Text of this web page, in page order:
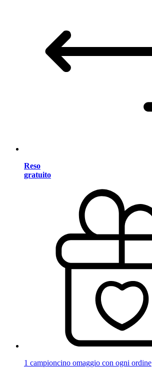
Reso
gratuito
1 campioncino omaggio con ogni ordine